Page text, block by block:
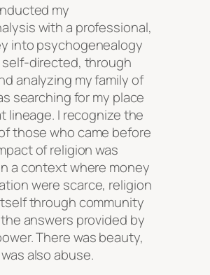
my
with a professional,
into psychogenealogy
self-directed, through
analyzing my family of
searching for my place
lineage. I recognize the
those who came before
of religion was
a context where money
were scarce, religion
through community
answers provided by
There was beauty,
also abuse.